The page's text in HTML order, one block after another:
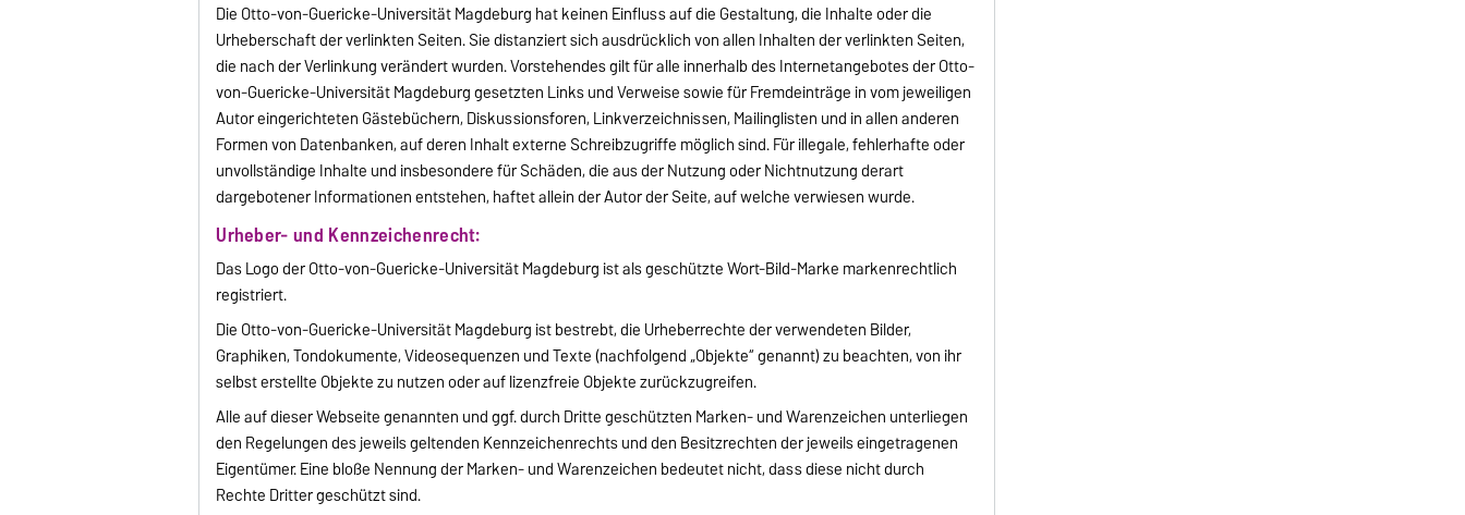
Die Otto-von-Guericke-Universität Magdeburg hat keinen Einfluss auf die Gestaltung, die Inhalte oder die
Urheberschaft der verlinkten Seiten. Sie distanziert sich ausdrücklich von allen Inhalten der verlinkten Seiten,
die nach der Verlinkung verändert wurden. Vorstehendes gilt für alle innerhalb des Internetangebotes der Otto-
von-Guericke-Universität Magdeburg gesetzten Links und Verweise sowie für Fremdeinträge in vom jeweiligen
Autor eingerichteten Gästebüchern, Diskussionsforen, Linkverzeichnissen, Mailinglisten und in allen anderen
Formen von Datenbanken, auf deren Inhalt externe Schreibzugriffe möglich sind. Für illegale, fehlerhafte oder
unvollständige Inhalte und insbesondere für Schäden, die aus der Nutzung oder Nichtnutzung derart
dargebotener Informationen entstehen, haftet allein der Autor der Seite, auf welche verwiesen wurde.
Urheber- und Kennzeichenrecht:
Das Logo der Otto-von-Guericke-Universität Magdeburg ist als geschützte Wort-Bild-Marke markenrechtlich
registriert.
Die Otto-von-Guericke-Universität Magdeburg ist bestrebt, die Urheberrechte der verwendeten Bilder,
Graphiken, Tondokumente, Videosequenzen und Texte (nachfolgend „Objekte“ genannt) zu beachten, von ihr
selbst erstellte Objekte zu nutzen oder auf lizenzfreie Objekte zurückzugreifen.
Alle auf dieser Webseite genannten und ggf. durch Dritte geschützten Marken- und Warenzeichen unterliegen
den Regelungen des jeweils geltenden Kennzeichenrechts und den Besitzrechten der jeweils eingetragenen
Eigentümer. Eine bloße Nennung der Marken- und Warenzeichen bedeutet nicht, dass diese nicht durch
Rechte Dritter geschützt sind.